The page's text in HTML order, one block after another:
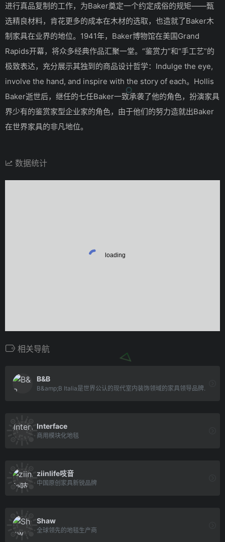
进行真品复制的工作，为Baker奠定一个约定成俗的规矩——甄
选精良材料，肯花更多的成本在木材的选取，也造就了Baker木
制家具在业界的地位。1941年，Baker博物馆在美国Grand
Rapids开幕，将众多经典作品汇聚一堂。“鉴赏力”和“手工艺”的
极致表达，充分展示其独到的商品设计哲学：Indulge the eye,
involve the hand, and inspire with the story of each。Hollis
Baker逝世后，继任的七任Baker一致承袭了他的角色，扮演家具
界少有的鉴赏家型企业家的角色，由于他们的努力造就出Baker
在世界家具的非凡地位。
数据统计
相关导航
B&B
B&amp;B Italia是世界公认的现代室内装饰领域的家具领导品牌.
Interface
商用模块化地毯
ziinlife吱音
中国原创家具新锐品牌
Shaw
全球领先的地毯生产商